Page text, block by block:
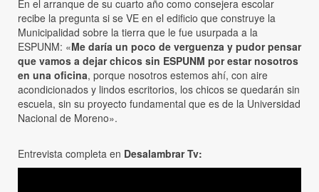
En el arranque de su cuarto año como consejera escolar
recibe la pregunta si se VE en el edificio que construye la
Municipalidad sobre la tierra que le fue usurpada a la
ESPUNM: «Me daría un poco de verguenza y pudor pensar
que vamos a dejar chicos sin ESPUNM por estar nosotros
en una oficina, porque nosotros estemos ahí, con aire
acondicionados y lindos escritorios, los chicos se quedarán sin
escuela, sin su proyecto fundamental que es de la Universidad
Nacional de Moreno».
Entrevista completa en Desalambrar Tv: